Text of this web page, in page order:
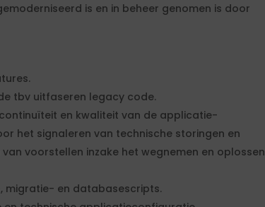
is en in beheer genomen is door
tbv uitfaseren legacy code.
en kwaliteit van de applicatie-
het signaleren van technische storingen en
voorstellen inzake het wegnemen en oplossen
migratie- en databasescripts.